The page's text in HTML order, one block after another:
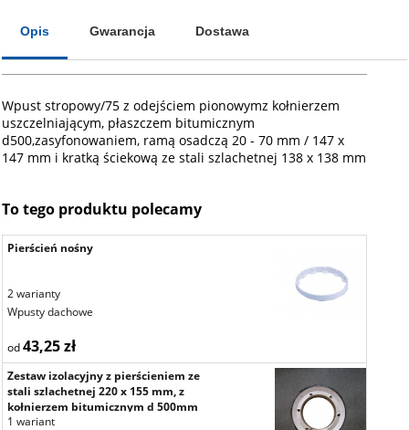
Opis Gwarancja Dostawa
Wpust stropowy/75 z odejściem pionowymz kołnierzem
uszczelniającym, płaszczem bitumicznym
d500,zasyfonowaniem, ramą osadczą 20 - 70 mm / 147 x
147 mm i kratką ściekową ze stali szlachetnej 138 x 138 mm
To tego produktu polecamy
Pierścień nośny
2 warianty
Wpusty dachowe
od43,25 zł
Zestaw izolacyjny z pierścieniem ze
stali szlachetnej 220 x 155 mm, z
kołnierzem bitumicznym d 500mm
1 wariant